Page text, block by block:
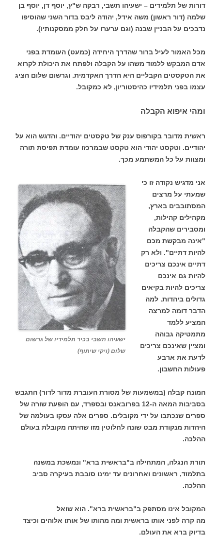
דורות של תלמידים – ישעיהו תשבי, רבקה ש"ץ, יוסף דן, יוסף בן
שלמה (דור ראשון) משה אידל, יהודה ליבס בדור השני שהוסיפו
נדבכים על הבניין שבנה (וגם ערערו על חלק ממסקנותיו).
מכל האמור לעיל ברור שהדרך היחידה (כמעט) העומדת בפני
אדם המבקש ללמוד משהו על הקבלה ולפתח את היכולת לקרוא
את הטקסטים הקבליים היא הדרך האקדמית. וגרשום שלום הציג
עצמו בפני תלמידיו כהיסטוריון, לא כמקובל.
ומהי איפוא הקבלה
ראשית מדובר בקורפוס ענק של טקסטים יהודיים. והדגש הוא על
יהודיים. וטקסט יהודי הוא טקסט שבמרכזו עומדת תפיסת תורה
ומצוות על כל המשתמע מכך.
ישעיהו תשבי בכיר תלמידיו של גרשום
שלום (ויקי שיתוף)
אני מדגיש נקודה זו כי
שמעתי על מרצים
המסתובבים בארץ,
מקהילים קהילות,
ומסבירים שהקבלה
"אינה מבקשת מכם
להיות דתיים". ולא רק
דתיים אינכם צריכים
להיות גם אינכם
צריכים להיות בקיאים
גדולים ביהדות. למה
הדבר דומה למרצה
המציע ללמד
מתמטיקה גבוהה
ומציין שאינכם צריכים
לדעת את ארבע
פעולות החשבון.
המונח קבלה (במשמעות של מסורת העוברת מדור לדור) התגבש
בסביבות המאה ה-12 בפרובאנס ובספרד, עם הופעת שורה של
ספרים שנכתבו על ידי מקובלים. ספרים אלה עסקו בעולמה של
היהדות מנקודת מבט שונה לחלוטין מזו שהיתה מקובלת בעולם
ההלכה.
תורת הנגלה, המתחילה ב"בראשית ברא" ונמשכת במשנה
בתלמוד, ראשונים ואחרונים עד ימינו סובבת בעיקרה סביב
ההלכה.
המקובל אינו מסתפק ב"בראשית ברא". הוא שואל
מה קרה לפני אותו בראשית ומה מהותו של אותו אלוהים וכיצד
בדיוק ברא את העולם.